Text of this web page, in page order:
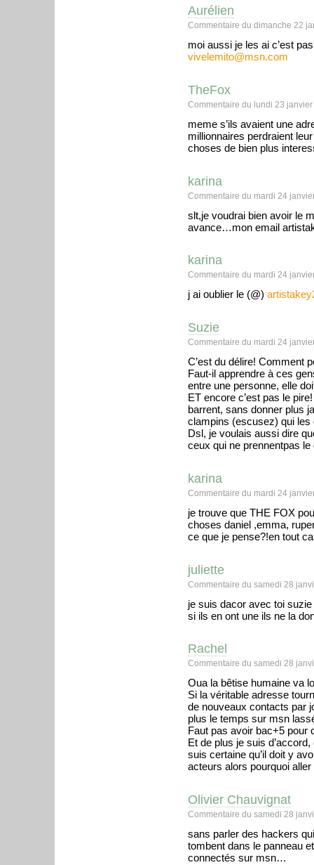
Aurélien
Commentaire du dimanche 22
moi aussi je les ai c’est pas
vivelemito@msn.com
TheFox
Commentaire du lundi 23
meme s’ils avaient une
millionnaires perdraient
choses de bien plus
karina
Commentaire du mardi 24
slt,je voudrai bien avoir le
avance…mon email
karina
Commentaire du mardi 24
j ai oublier le (@)
Suzie
Commentaire du mardi 24
C’est du délire! Comment
Faut-il apprendre à ces
entre une personne, elle
ET encore c’est pas le
barrent, sans donner plus
clampins (escusez) qui les
Dsl, je voulais aussi dire
ceux qui ne prennentpas
karina
Commentaire du mardi 24
je trouve que THE FOX
choses daniel ,emma,
ce que je pense?!en tout
juliette
Commentaire du samedi 28
je suis dacor avec toi
si ils en ont une ils ne la
Rachel
Commentaire du samedi 28
Oua la bêtise humaine va
Si la véritable adresse
de nouveaux contacts par
plus le temps sur msn
Faut pas avoir bac+5 pour
Et de plus je suis
suis certaine qu’il doit y
acteurs alors pourquoi aller
Olivier Chauvignat
Commentaire du samedi 28
sans parler des hackers
tombent dans le panneau
connectés sur msn…